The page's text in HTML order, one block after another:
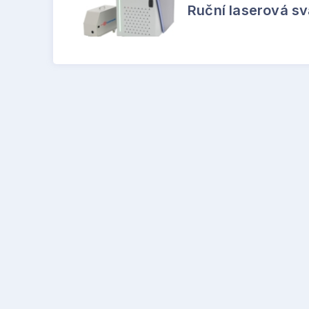
Ruční laserová